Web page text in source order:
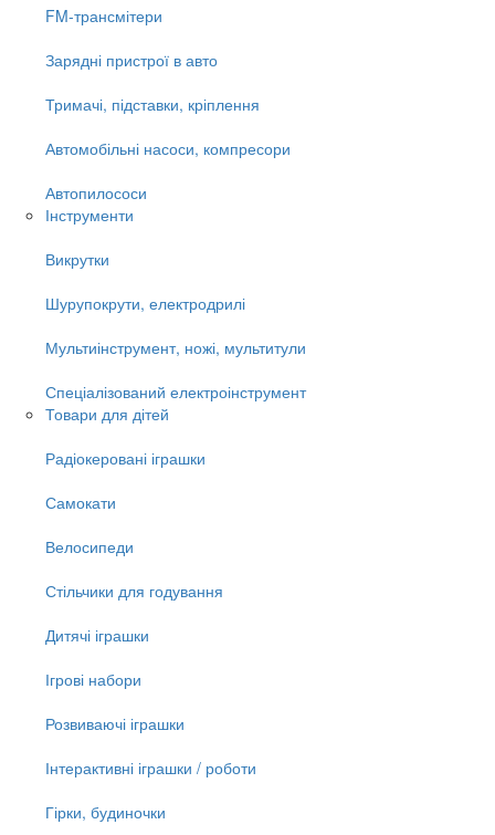
FM-трансмітери
Зарядні пристрої в авто
Тримачі, підставки, кріплення
Автомобільні насоси, компресори
Автопилососи
Інструменти
Викрутки
Шурупокрути, електродрилі
Мультиінструмент, ножі, мультитули
Спеціалізований електроінструмент
Товари для дітей
Радіокеровані іграшки
Самокати
Велосипеди
Стільчики для годування
Дитячі іграшки
Ігрові набори
Розвиваючі іграшки
Інтерактивні іграшки / роботи
Гірки, будиночки